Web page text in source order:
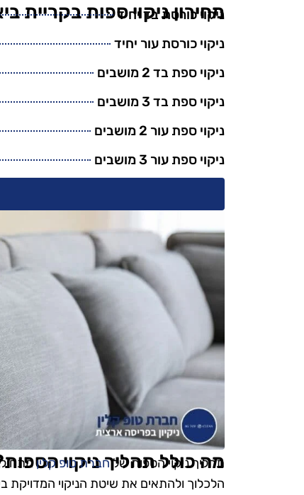
מחירון ניקוי ספות בקריית
ניקוי כורסת בד יחיד
ניקוי כורסת עור יחיד
ניקוי ספת בד 2 מושבים
ניקוי ספת בד 3 מושבים
ניקוי ספת עור 2 מושבים
ניקוי ספת עור 3 מושבים
מה כולל תהליך ניקוי
תהליך ניקוי הספות שלחברת טופ קליןמתחיל
הלכלוך ולהתאים את שיטת הניקוי